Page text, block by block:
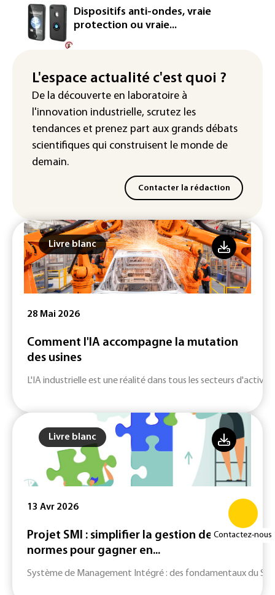
Contactez-nous
Le magazine VSD racheté par
l'entrepreneur Vianney d'Alançon
La production française de maïs
"Retour en force" progressif de la
chaleur dans les prochains jours en
France
Dispositifs anti-ondes, vraie
protection ou vraie...
L'espace actualité c'est quoi ?
De la découverte en laboratoire à
l'innovation industrielle, scrutez les
tendances et prenez part aux grands débats
scientifiques qui construisent le monde de
demain.
Contacter la rédaction
Livre blanc
28 Mai 2026
Comment l'IA accompagne la mutation
des usines
L'IA industrielle est une réalité dans tous les secteurs
Livre blanc
13 Avr 2026
Projet SMI : simplifier la gestion de vos
normes pour gagner en...
Système de Management Intégré : des fondamentaux du